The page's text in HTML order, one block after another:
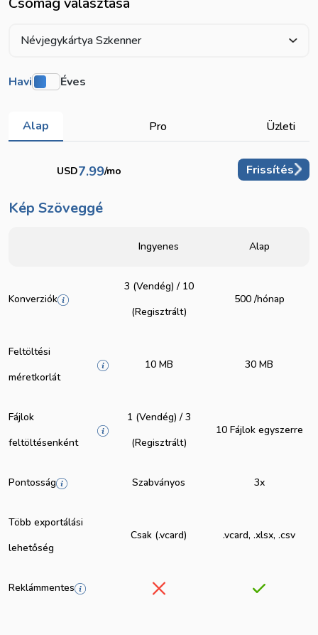
Névjegykártya Szkenner
Havi Éves
Alap Pro Üzleti
USD7.99/mo Frissítés
Kép Szöveggé
Ingyenes Alap
Konverziók
3 (Vendég) / 10
(Regisztrált)
500 /hónap
Feltöltési
méretkorlát
10 MB 30 MB
Fájlok
feltöltésenként
1 (Vendég) / 3
(Regisztrált)
10 Fájlok egyszerre
Pontosság Szabványos 3x
Több exportálási
lehetőség
Csak (.vcard) .vcard, .xlsx, .csv
Reklámmentes